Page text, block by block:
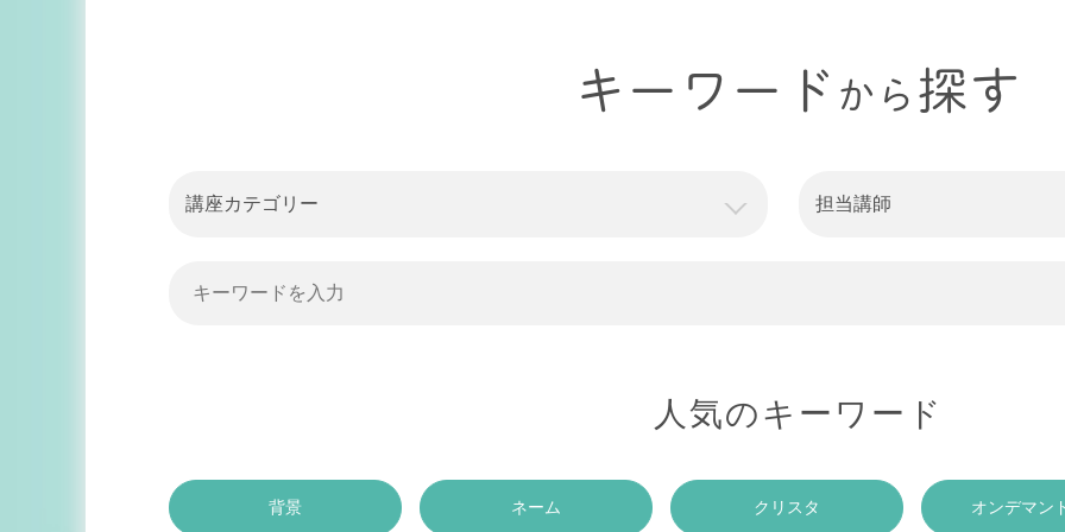
キーワード から 探す
講座カテゴリー 担当講師
人気のキーワード
背景 ネーム クリスタ オンデマン